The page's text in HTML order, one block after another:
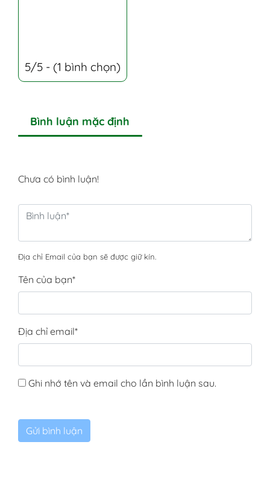
5/5 - (1 bình chọn)
Bình luận mặc định
Chưa có bình luận!
Địa chỉ Email của bạn sẽ được giữ kín.
Tên của bạn*
Địa chỉ email*
Ghi nhớ tên và email cho lần bình luận sau.